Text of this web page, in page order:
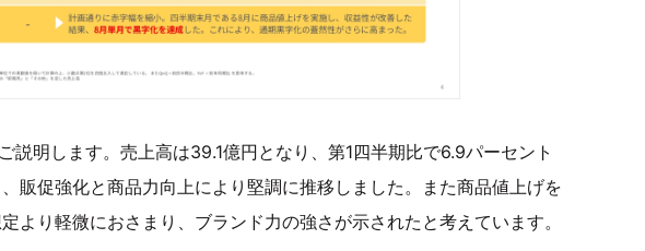
明します。売上高は39.1億円となり、第1四半期比で6.9パーセント
販促強化と商品力向上により堅調に推移しました。また商品値上げを
より軽微におさまり、ブランド力の強さが示されたと考えています。